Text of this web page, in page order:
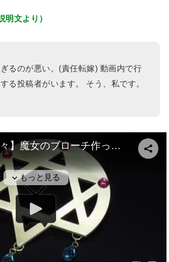
明文より）
るのが悪い。(責任転嫁) 動画内で行
る投稿者がいます。 そう、私です。